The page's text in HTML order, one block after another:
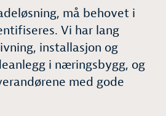
må behovet i
Vi har lang
installasjon og
i næringsbygg, og
med gode